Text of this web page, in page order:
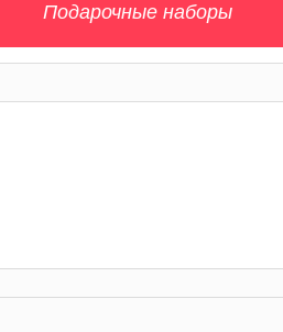
Подарочные наборы